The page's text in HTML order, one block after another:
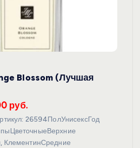
Blossom (Лучшая
руб.
26594ПолУнисексГод
КлементинСредние